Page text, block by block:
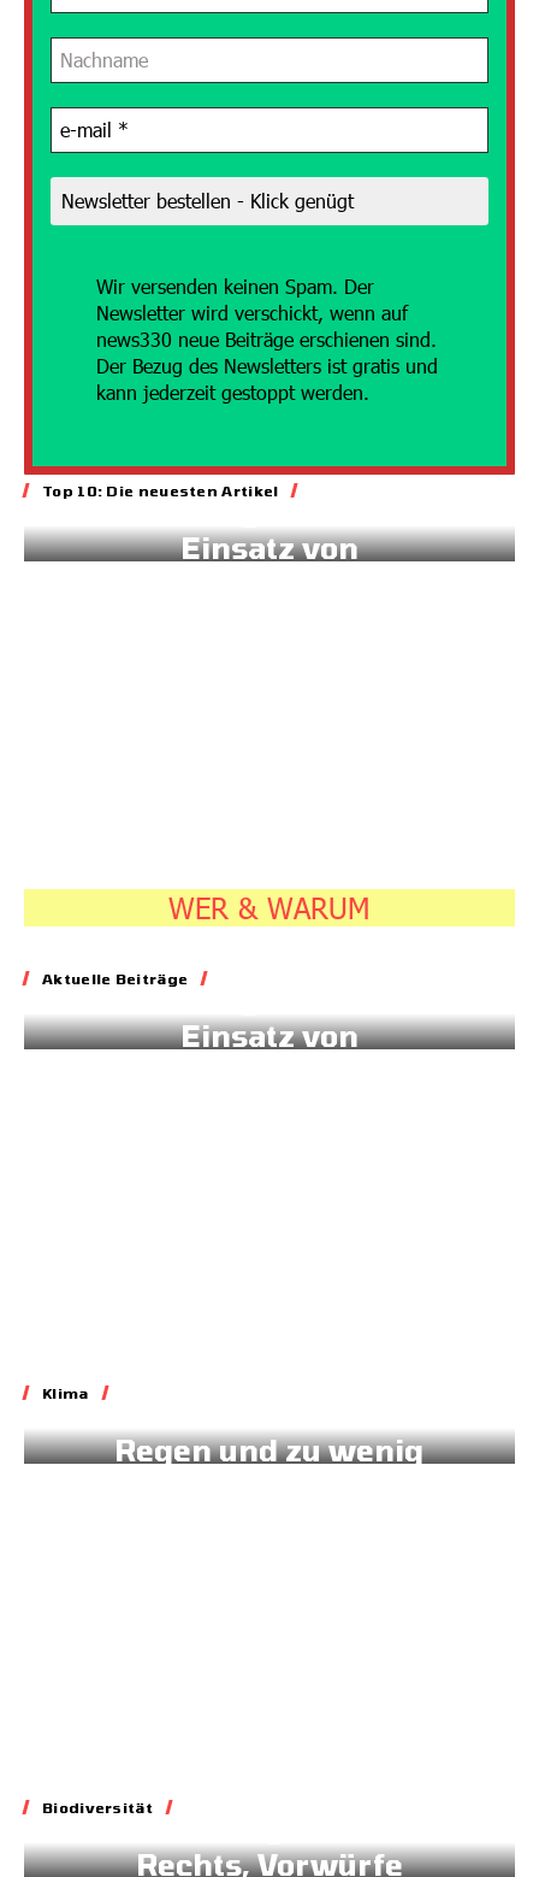
Wir versenden keinen Spam. Der
Newsletter wird verschickt, wenn auf
news330 neue Beiträge erschienen sind.
Der Bezug des Newsletters ist gratis und
kann jederzeit gestoppt werden.
Top 10: Die neuesten Artikel
Energie
Einsatz von
WER & WARUM
Aktuelle Beiträge
Geld für gesteuerten
Einsatz von
Klima
Regen und zu wenig
Biodiversität
Rechts, Vorwürfe